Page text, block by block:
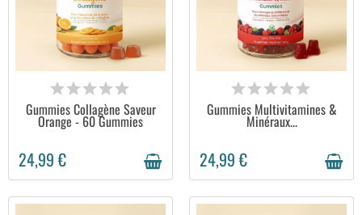
EN STOCK
Gummies Collagène Saveur
Orange - 60 Gummies
24,99 €
EN STOCK
Gummies Multivitamines &
Minéraux...
24,99 €